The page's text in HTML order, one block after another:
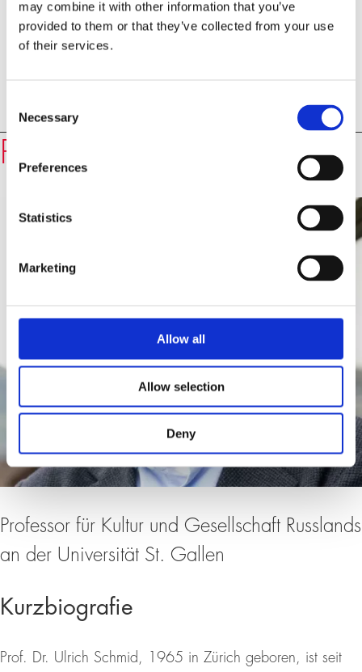
may combine it with other information that you’ve
provided to them or that they’ve collected from your use
of their services.
Selection
Necessary
Preferences
Statistics
Marketing
Allow all
Allow selection
Deny
Redner
Prof. Dr. Ulrich Schmid
Professor für Kultur und Gesellschaft Russlands
an der Universität St. Gallen
Kurzbiografie
Prof. Dr. Ulrich Schmid, 1965 in Zürich geboren, ist seit